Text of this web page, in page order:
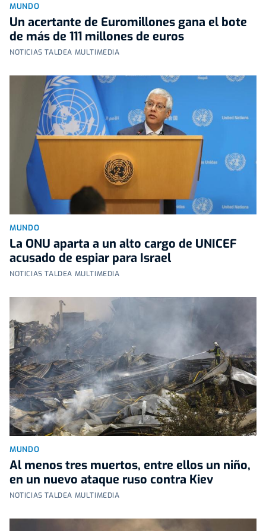
MUNDO
Un acertante de Euromillones gana el bote
de más de 111 millones de euros
NOTICIAS TALDEA MULTIMEDIA
MUNDO
La ONU aparta a un alto cargo de UNICEF
acusado de espiar para Israel
NOTICIAS TALDEA MULTIMEDIA
MUNDO
Al menos tres muertos, entre ellos un niño,
en un nuevo ataque ruso contra Kiev
NOTICIAS TALDEA MULTIMEDIA